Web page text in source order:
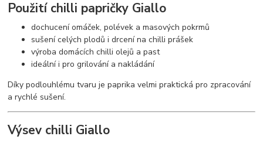
Použití chilli papričky Giallo
dochucení omáček, polévek a masových pokrmů
sušení celých plodů i drcení na chilli prášek
výroba domácích chilli olejů a past
ideální i pro grilování a nakládání
Díky podlouhlému tvaru je paprika velmi praktická pro zpracování
a rychlé sušení.
Výsev chilli Giallo